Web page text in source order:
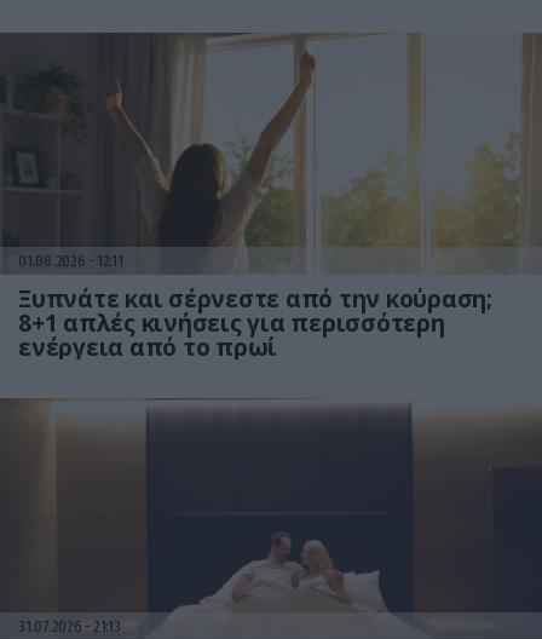
01.08.2026 12:11
Ξυπνάτε και σέρνεστε από την κούραση;
8+1 απλές κινήσεις για περισσότερη
ενέργεια από το πρωί
31.07.2026 21:13